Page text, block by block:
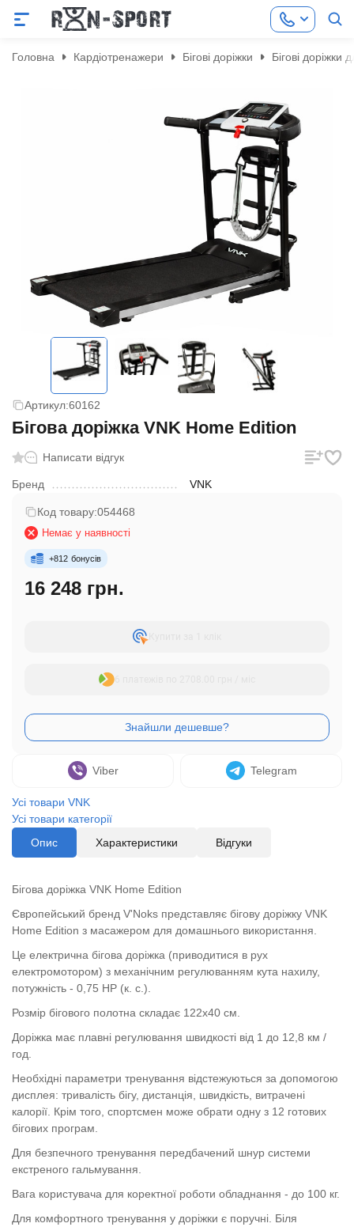
Головна Кардіотренажери Бігові доріжки Бігові доріжки
Артикул:60162
Бігова доріжка VNK Home Edition
Написати відгук
Бренд VNK
Код товару:054468
Немає у наявності
+812 бонусів
16 248 грн.
Viber Telegram
Усі товари VNK
Усі товари категорії
Опис
Характеристики Відгуки
Бігова доріжка VNK Home Edition
Європейський бренд V'Noks представляє бігову доріжку VNK
Home Edition з масажером для домашнього використання.
Це електрична бігова доріжка (приводитися в рух
електромотором) з механічним регулюванням кута нахилу,
потужність - 0,75 HP (к. с.).
Розмір бігового полотна складає 122х40 см.
Доріжка має плавні регулювання швидкості від 1 до 12,8 км /
год.
Необхідні параметри тренування відстежуються за допомогою
дисплея: тривалість бігу, дистанція, швидкість, витрачені
калорії. Крім того, спортсмен може обрати одну з 12 готових
бігових програм.
Для безпечного тренування передбачений шнур системи
екстреного гальмування.
Вага користувача для коректної роботи обладнання - до 100 кг.
Для комфортного тренування у доріжки є поручні. Біля